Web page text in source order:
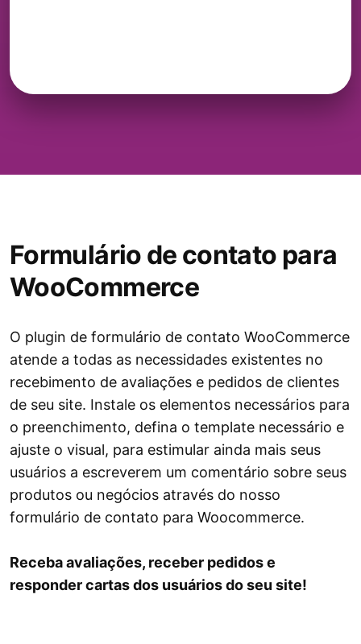
Formulário de contato para
WooCommerce
O plugin de formulário de contato WooCommerce
atende a todas as necessidades existentes no
recebimento de avaliações e pedidos de clientes
de seu site. Instale os elementos necessários para
o preenchimento, defina o template necessário e
ajuste o visual, para estimular ainda mais seus
usuários a escreverem um comentário sobre seus
produtos ou negócios através do nosso
formulário de contato para Woocommerce.
Receba avaliações, receber pedidos e
responder cartas dos usuários do seu site!